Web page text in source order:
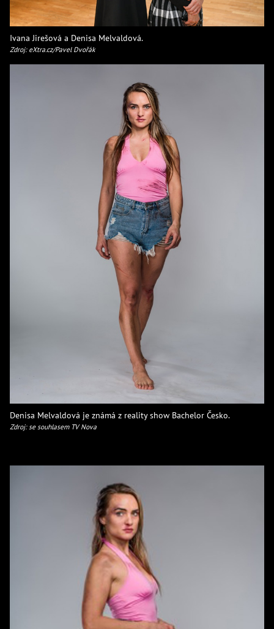
Ivana Jirešová a Denisa Melvaldová.
Zdroj: eXtra.cz/Pavel Dvořák
Denisa Melvaldová je známá z reality show Bachelor Česko.
Zdroj: se souhlasem TV Nova